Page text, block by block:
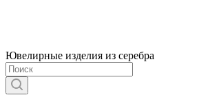
Ювелирные изделия из серебра